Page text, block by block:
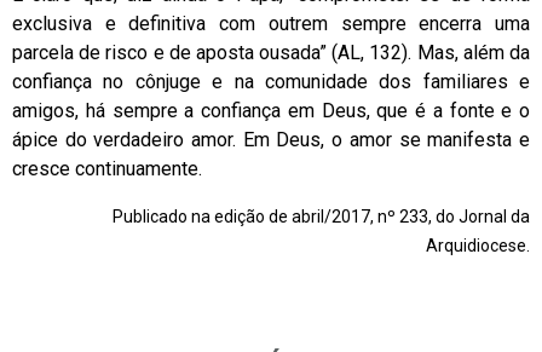
exclusiva e definitiva com outrem sempre encerra uma
parcela de risco e de aposta ousada” (AL, 132). Mas, além da
confiança no cônjuge e na comunidade dos familiares e
amigos, há sempre a confiança em Deus, que é a fonte e o
ápice do verdadeiro amor. Em Deus, o amor se manifesta e
cresce continuamente.
Publicado na edição de abril/2017, nº 233, do Jornal da
Arquidiocese.